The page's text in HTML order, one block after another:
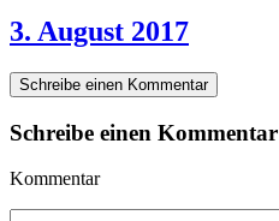
3. August 2017
Schreibe einen Kommentar
Schreibe einen Kommentar
Kommentar